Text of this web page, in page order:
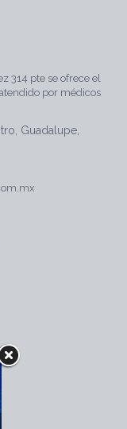
314 pte se ofrece el
por médicos
Guadalupe,